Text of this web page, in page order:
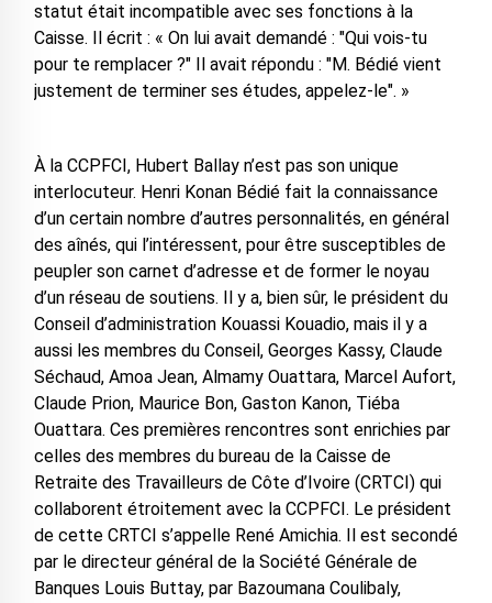
statut était incompatible avec ses fonctions à la
Caisse. Il écrit : « On lui avait demandé : "Qui vois-tu
pour te remplacer ?" Il avait répondu : "M. Bédié vient
justement de terminer ses études, appelez-le". »
À la CCPFCI, Hubert Ballay n’est pas son unique
interlocuteur. Henri Konan Bédié fait la connaissance
d’un certain nombre d’autres personnalités, en général
des aînés, qui l’intéressent, pour être susceptibles de
peupler son carnet d’adresse et de former le noyau
d’un réseau de soutiens. Il y a, bien sûr, le président du
Conseil d’administration Kouassi Kouadio, mais il y a
aussi les membres du Conseil, Georges Kassy, Claude
Séchaud, Amoa Jean, Almamy Ouattara, Marcel Aufort,
Claude Prion, Maurice Bon, Gaston Kanon, Tiéba
Ouattara. Ces premières rencontres sont enrichies par
celles des membres du bureau de la Caisse de
Retraite des Travailleurs de Côte d’Ivoire (CRTCI) qui
collaborent étroitement avec la CCPFCI. Le président
de cette CRTCI s’appelle René Amichia. Il est secondé
par le directeur général de la Société Générale de
Banques Louis Buttay, par Bazoumana Coulibaly,